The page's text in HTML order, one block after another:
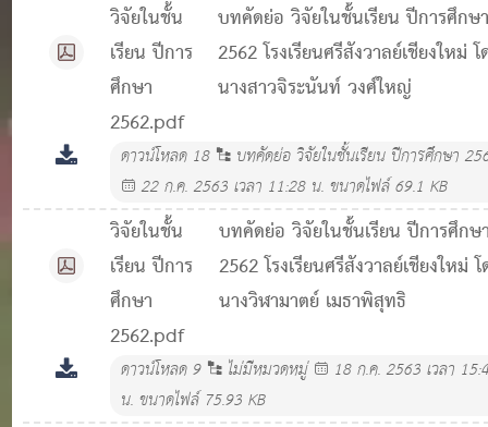
วิจัยในชั้น
เรียน ปีการ
ศึกษา
2562.pdf
บทคัดย่อ วิจัยในชั้นเรียน ปีการศึกษ
2562 โรงเรียนศรีสังวาลย์เชียงใหม่
นางสาวจิระนันท์ วงศ์ใหญ่
ดาวน์โหลด 18
บทคัดย่อ วิจัยในชั้นเรียน ปีการศึกษา
22 ก.ค. 2563 เวลา 11:28 น. ขนาดไฟล์ 69.1 KB
วิจัยในชั้น
เรียน ปีการ
ศึกษา
2562.pdf
บทคัดย่อ วิจัยในชั้นเรียน ปีการศึกษ
2562 โรงเรียนศรีสังวาลย์เชียงใหม่
นางวิฬามาตย์ เมธาพิสุทธิ
ดาวน์โหลด9 ไม่มีหมวดหมู่
18 ก.ค. 2563 เวลา
น. ขนาดไฟล์ 75.93 KB